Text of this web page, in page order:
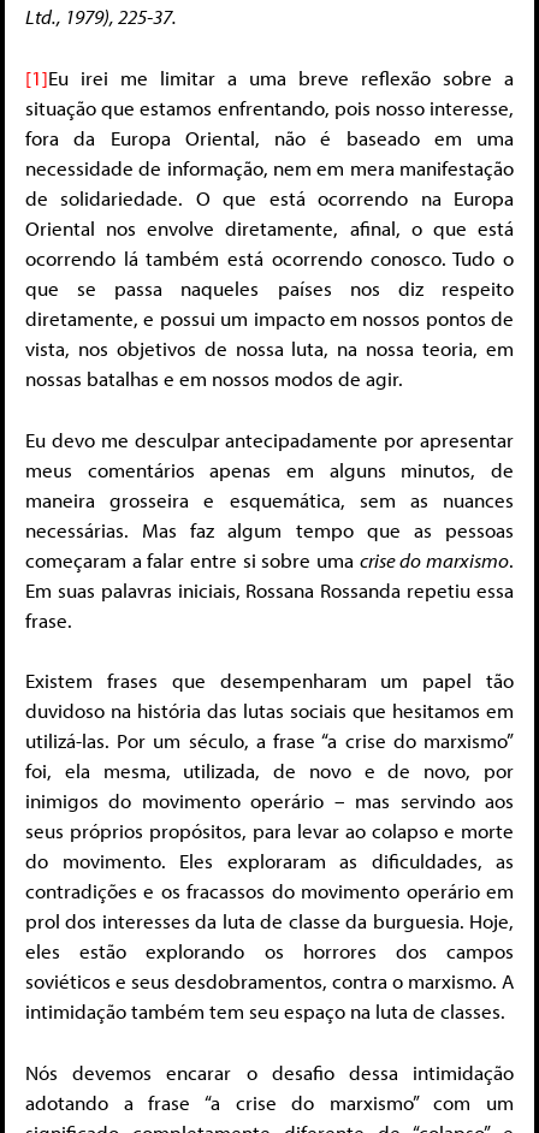
Ltd., 1979), 225-37.
[1]Eu irei me limitar a uma breve reflexão sobre a
situação que estamos enfrentando, pois nosso interesse,
fora da Europa Oriental, não é baseado em uma
necessidade de informação, nem em mera manifestação
de solidariedade. O que está ocorrendo na Europa
Oriental nos envolve diretamente, afinal, o que está
ocorrendo lá também está ocorrendo conosco. Tudo o
que se passa naqueles países nos diz respeito
diretamente, e possui um impacto em nossos pontos de
vista, nos objetivos de nossa luta, na nossa teoria, em
nossas batalhas e em nossos modos de agir.
Eu devo me desculpar antecipadamente por apresentar
meus comentários apenas em alguns minutos, de
maneira grosseira e esquemática, sem as nuances
necessárias. Mas faz algum tempo que as pessoas
começaram a falar entre si sobre uma crise do marxismo.
Em suas palavras iniciais, Rossana Rossanda repetiu essa
frase.
Existem frases que desempenharam um papel tão
duvidoso na história das lutas sociais que hesitamos em
utilizá-las. Por um século, a frase “a crise do marxismo”
foi, ela mesma, utilizada, de novo e de novo, por
inimigos do movimento operário – mas servindo aos
seus próprios propósitos, para levar ao colapso e morte
do movimento. Eles exploraram as dificuldades, as
contradições e os fracassos do movimento operário em
prol dos interesses da luta de classe da burguesia. Hoje,
eles estão explorando os horrores dos campos
soviéticos e seus desdobramentos, contra o marxismo. A
intimidação também tem seu espaço na luta de classes.
Nós devemos encarar o desafio dessa intimidação
adotando a frase “a crise do marxismo” com um